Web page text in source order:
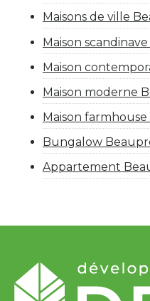
Maisons de ville
Maison
Maison
Maison moderne
Maison
Bungalow
Appartement